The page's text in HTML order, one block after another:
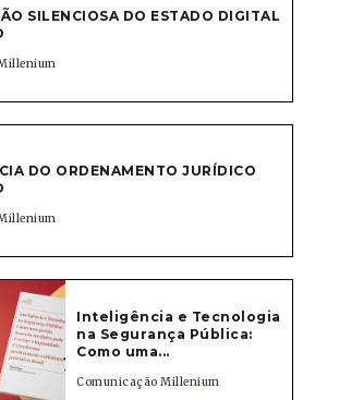
SILENCIOSA DO ESTADO DIGITAL
DO ORDENAMENTO JURÍDICO
Inteligência e Tecnologia
na Segurança Pública:
Como uma...
Comunicação Millenium